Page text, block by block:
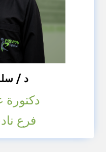
د /
دكتورة
فرع